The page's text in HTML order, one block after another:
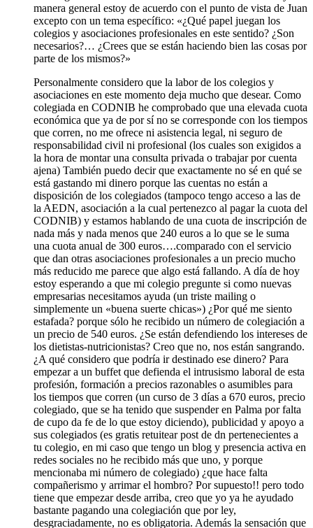
manera general estoy de acuerdo con el punto de vista de Juan
excepto con un tema específico: «¿Qué papel juegan los
colegios y asociaciones profesionales en este sentido? ¿Son
necesarios?… ¿Crees que se están haciendo bien las cosas por
parte de los mismos?»
Personalmente considero que la labor de los colegios y
asociaciones en este momento deja mucho que desear. Como
colegiada en CODNIB he comprobado que una elevada cuota
económica que ya de por sí no se corresponde con los tiempos
que corren, no me ofrece ni asistencia legal, ni seguro de
responsabilidad civil ni profesional (los cuales son exigidos a
la hora de montar una consulta privada o trabajar por cuenta
ajena) También puedo decir que exactamente no sé en qué se
está gastando mi dinero porque las cuentas no están a
disposición de los colegiados (tampoco tengo acceso a las de
la AEDN, asociación a la cual pertenezco al pagar la cuota del
CODNIB) y estamos hablando de una cuota de inscripción de
nada más y nada menos que 240 euros a lo que se le suma
una cuota anual de 300 euros….comparado con el servicio
que dan otras asociaciones profesionales a un precio mucho
más reducido me parece que algo está fallando. A día de hoy
estoy esperando a que mi colegio pregunte si como nuevas
empresarias necesitamos ayuda (un triste mailing o
simplemente un «buena suerte chicas») ¿Por qué me siento
estafada? porque sólo he recibido un número de colegiación a
un precio de 540 euros. ¿Se están defendiendo los intereses de
los dietistas-nutricionistas? Creo que no, nos están sangrando.
¿A qué considero que podría ir destinado ese dinero? Para
empezar a un buffet que defienda el intrusismo laboral de esta
profesión, formación a precios razonables o asumibles para
los tiempos que corren (un curso de 3 días a 670 euros, precio
colegiado, que se ha tenido que suspender en Palma por falta
de cupo da fe de lo que estoy diciendo), publicidad y apoyo a
sus colegiados (es gratis retuitear post de dn pertenecientes a
tu colegio, en mi caso que tengo un blog y presencia activa en
redes sociales no he recibido más que uno, y porque
mencionaba mi número de colegiado) ¿que hace falta
compañerismo y arrimar el hombro? Por supuesto!! pero todo
tiene que empezar desde arriba, creo que yo ya he ayudado
bastante pagando una colegiación que por ley,
desgraciadamente, no es obligatoria. Además la sensación que